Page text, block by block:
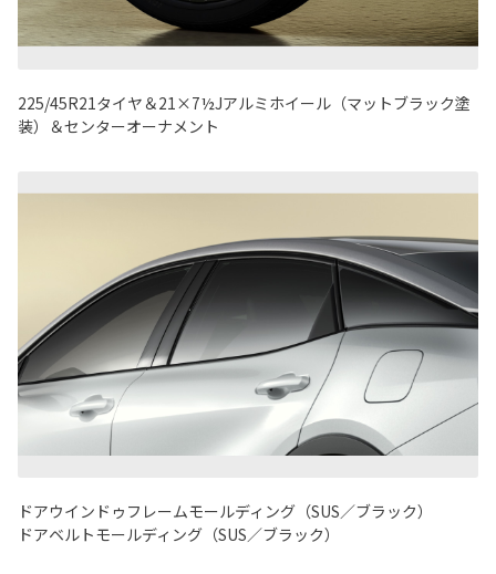
225/45R21タイヤ＆21×7½Jアルミホイール（マットブラック塗
装）＆センターオーナメント
ドアウインドゥフレームモールディング（SUS／ブラック）
ドアベルトモールディング（SUS／ブラック）